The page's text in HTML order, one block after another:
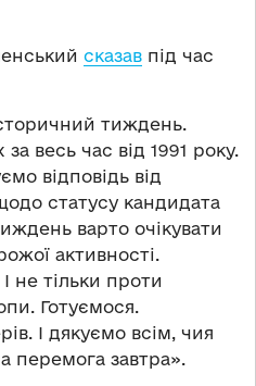
сказав під час
тиждень.
весь час від 1991 року.
відповідь від
статусу кандидата
варто очікувати
активності.
не тільки проти
Готуємося.
І дякуємо всім, чия
перемога завтра».